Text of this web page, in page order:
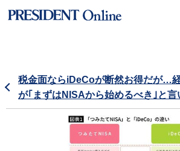
税金面ならiDeCoが断然お得だが…
が｢まずはNISAから始めるべき｣と言